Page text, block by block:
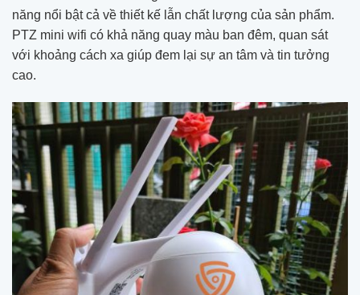
năng nổi bật cả về thiết kế lẫn chất lượng của sản phẩm.
PTZ mini wifi có khả năng quay màu ban đêm, quan sát
với khoảng cách xa giúp đem lại sự an tâm và tin tưởng
cao.